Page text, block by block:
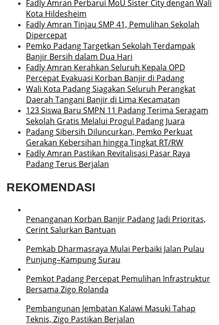
Fadly Amran Perbarui MoU Sister City dengan Wali
Kota Hildesheim
Fadly Amran Tinjau SMP 41, Pemulihan Sekolah
Dipercepat
Pemko Padang Targetkan Sekolah Terdampak
Banjir Bersih dalam Dua Hari
Fadly Amran Kerahkan Seluruh Kepala OPD
Percepat Evakuasi Korban Banjir di Padang
Wali Kota Padang Siagakan Seluruh Perangkat
Daerah Tangani Banjir di Lima Kecamatan
123 Siswa Baru SMPN 11 Padang Terima Seragam
Sekolah Gratis Melalui Progul Padang Juara
Padang Sibersih Diluncurkan, Pemko Perkuat
Gerakan Kebersihan hingga Tingkat RT/RW
Fadly Amran Pastikan Revitalisasi Pasar Raya
Padang Terus Berjalan
REKOMENDASI
Penanganan Korban Banjir Padang Jadi Prioritas,
Cerint Salurkan Bantuan
Pemkab Dharmasraya Mulai Perbaiki Jalan Pulau
Punjung–Kampung Surau
Pemkot Padang Percepat Pemulihan Infrastruktur
Bersama Zigo Rolanda
Pembangunan Jembatan Kalawi Masuki Tahap
Teknis, Zigo Pastikan Berjalan